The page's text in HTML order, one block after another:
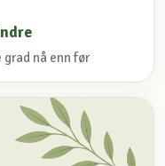
grad nå enn før